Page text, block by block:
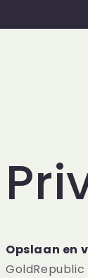
Opslaan en